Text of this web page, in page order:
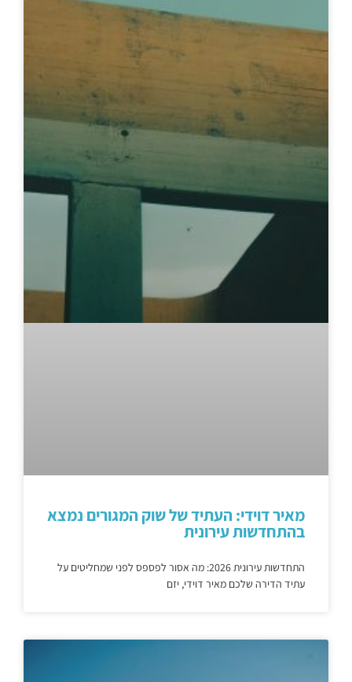
מאיר דוידי: העתיד של שוק המגורים נמצא
בהתחדשות עירונית
התחדשות עירונית 2026: מה אסור לפספס לפני שמחליטים על
עתיד הדירה שלכם מאיר דוידי, יזם